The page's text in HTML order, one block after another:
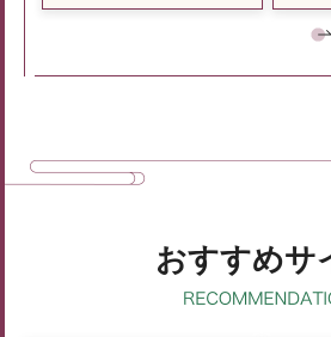
おすすめサ